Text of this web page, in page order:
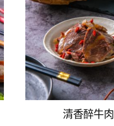
清香醉牛肉